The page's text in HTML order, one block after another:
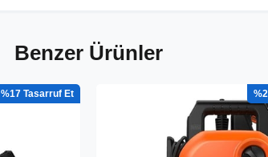
Benzer Ürünler
%17